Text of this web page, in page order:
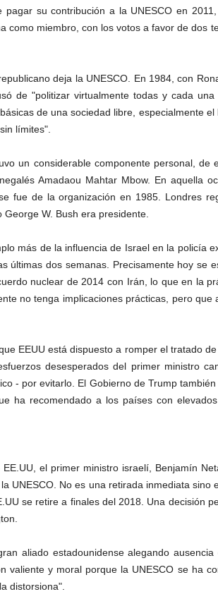
su contribución a la UNESCO en
como miembro, con los votos a favor de dos
deja la UNESCO. En 1984, con
de "politizar virtualmente todas y cada una
de una sociedad libre, especialmente
límites".
un considerable componente personal, de
Amadaou Mahtar Mbow. En aquella
fue de la organización en 1985. Londres
W. Bush era presidente.
más de la influencia de Israel en la policía
últimas dos semanas. Precisamente hoy se
nuclear de 2014 con Irán, lo que en la
no tenga implicaciones prácticas, pero
EEUU está dispuesto a romper el tratado
desesperados del primer ministro
- por evitarlo. El Gobierno de Trump
ha recomendado a los países con
el primer ministro israelí, Benjamín
UNESCO. No es una retirada inmediata sino
se retire a finales del 2018. Una decisión
aliado estadounidense alegando
valiente y moral porque la UNESCO se ha
distorsiona".